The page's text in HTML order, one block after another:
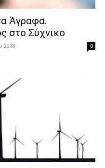
Άγραφα.
στο Σύχνικο
2018 0